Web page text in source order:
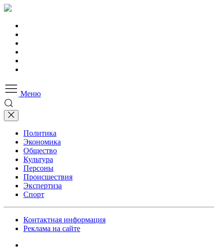
Меню
Политика
Экономика
Общество
Культура
Персоны
Происшествия
Экспертиза
Спорт
Контактная информация
Реклама на сайте